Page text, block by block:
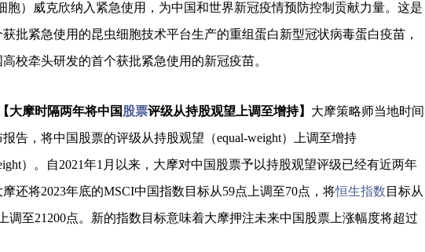
胞）威克欣纳入紧急使用，为中国和世界新冠疫情预防控制贡献力量。这是
批紧急使用的昆虫细胞技术平台生产的重组蛋白新型冠状病毒蛋白疫苗，
校牵头研发的首个获批紧急使用的新冠疫苗。
【大摩时隔两年将中国股票评级从持股观望上调至增持】 大摩策略师当地时间
报告，将中国股票的评级从持股观望（equal-weight）上调至增持
）。自2021年1月以来，大摩对中国股票予以持股观望评级已经有近两年
还将2023年底的MSCI中国指数目标从59点上调至70点，将恒生指数 目标从
调至21200点。新的指数目标意味着大摩押注未来中国股票上涨幅度将超过